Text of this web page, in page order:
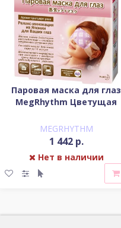
Паровая маска для глаз
MegRhythm Цветущая
MEGRHYTHM
1 442 р.
Нет в наличии